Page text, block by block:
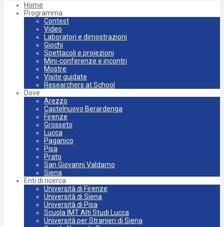
Home
Programma
Contest
Video
Laboratori e dimostrazioni
Giochi
Spettacoli e proiezioni
Mini-conferenze e incontri
Mostre
Visite guidate
Researchers at School
Dove
Arezzo
Castelnuovo Berardenga
Firenze
Grosseto
Lucca
Paganico
Pisa
Prato
San Giovanni Valdarno
Siena
Enti di ricerca
Università di Firenze
Università di Siena
Università di Pisa
Scuola IMT Alti Studi Lucca
Università per Stranieri di Siena